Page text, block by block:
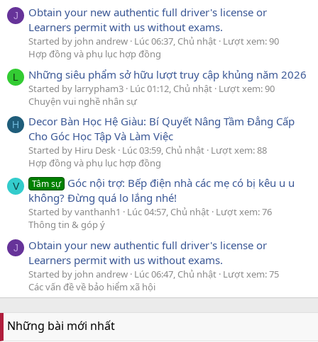
J
Obtain your new authentic full driver's license or
Learners permit with us without exams.
Started by john andrew Lúc 06:37, Chủ nhật Lượt xem: 90
Hợp đồng và phụ lục hợp đồng
L Những siêu phẩm sở hữu lượt truy cập khủng năm 2026
Started by larrypham3 Lúc 01:12, Chủ nhật Lượt xem: 90
Chuyện vui nghề nhân sự
H
Decor Bàn Học Hệ Giàu: Bí Quyết Nâng Tầm Đẳng Cấp
Cho Góc Học Tập Và Làm Việc
Started by Hiru Desk Lúc 03:59, Chủ nhật Lượt xem: 88
Hợp đồng và phụ lục hợp đồng
V Tâm sự Góc nội trợ: Bếp điện nhà các mẹ có bị kêu u u
không? Đừng quá lo lắng nhé!
Started by vanthanh1 Lúc 04:57, Chủ nhật Lượt xem: 76
Thông tin & góp ý
J
Obtain your new authentic full driver's license or
Learners permit with us without exams.
Started by john andrew Lúc 06:47, Chủ nhật Lượt xem: 75
Các vấn đề về bảo hiểm xã hội
Những bài mới nhất